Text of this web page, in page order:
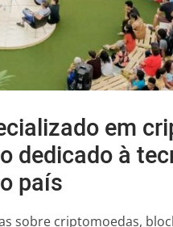
em
dedicado à
país
sobre criptomoedas,